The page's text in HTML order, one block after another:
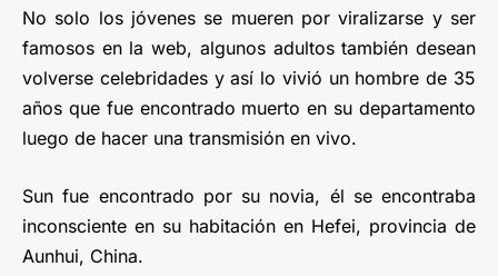
No solo los jóvenes se mueren por viralizarse y ser
famosos en la web, algunos adultos también desean
volverse celebridades y así lo vivió un hombre de 35
años que fue encontrado muerto en su departamento
luego de hacer una transmisión en vivo.
Sun fue encontrado por su novia, él se encontraba
inconsciente en su habitación en Hefei, provincia de
Aunhui, China.